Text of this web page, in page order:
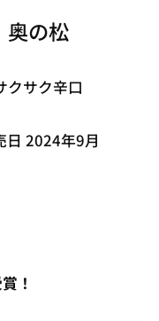
奥の松
クサク辛口
日 2024年9月
！